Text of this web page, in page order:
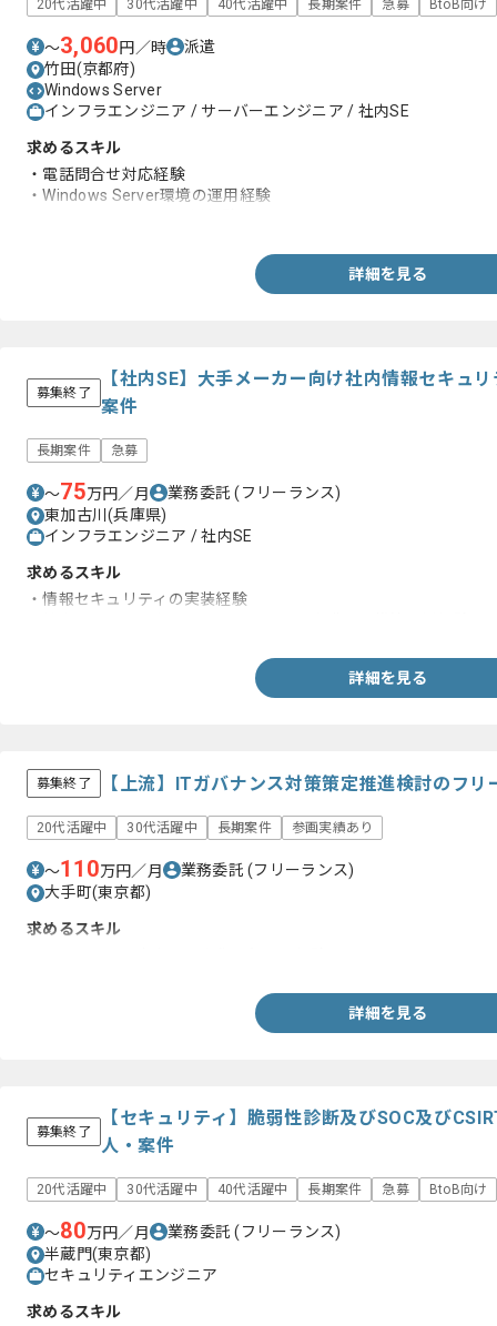
20代活躍中 30代活躍中 40代活躍中 長期案件 急募 BtoB向け
〜3,060円／時
派遣
竹田(京都府)
Windows Server
インフラエンジニア / サーバーエンジニア / 社内SE
求めるスキル
・電話問合せ対応経験
・Windows Server環境の運用経験
詳細を見る
募集終了
【社内SE】大手メーカー向け社内情報セキュ
案件
長期案件 急募
〜75万円／月 業務委託(フリーランス)
東加古川(兵庫県)
インフラエンジニア / 社内SE
求めるスキル
・情報セキュリティの実装経験
詳細を見る
募集終了 【上流】ITガバナンス対策策定推進検討のフ
20代活躍中 30代活躍中 長期案件 参画実績あり
〜110万円／月 業務委託(フリーランス)
大手町(東京都)
求めるスキル
詳細を見る
募集終了
【セキュリティ】脆弱性診断及びSOC及び
人・案件
20代活躍中 30代活躍中 40代活躍中 長期案件 急募 BtoB向け
〜80万円／月 業務委託(フリーランス)
半蔵門(東京都)
セキュリティエンジニア
求めるスキル